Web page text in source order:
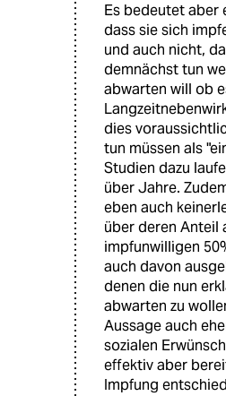
Es bedeutet aber
dass sie sich
und auch nicht,
demnächst tun
abwarten will ob
dies
tun müssen als
Studien dazu
über Jahre.
eben auch
über deren Anteil
impfunwilligen
auch davon
denen die nun
abwarten zu
Aussage auch
sozialen
effektiv aber
Impfung